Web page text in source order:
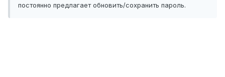
постоянно предлагает обновить/сохранить пароль.